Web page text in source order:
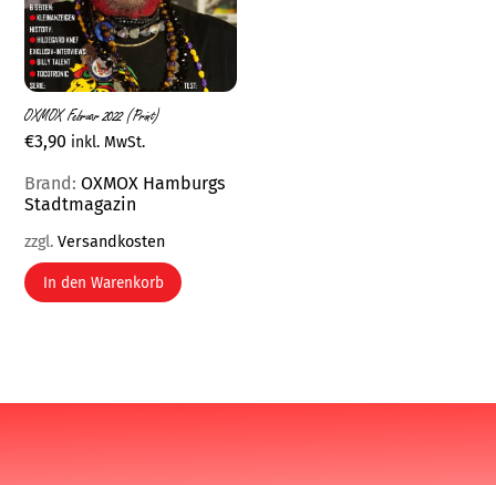
OXMOX Februar 2022 (Print)
€3,90 inkl. MwSt.
Brand:OXMOX Hamburgs
Stadtmagazin
zzgl.Versandkosten
In den Warenkorb